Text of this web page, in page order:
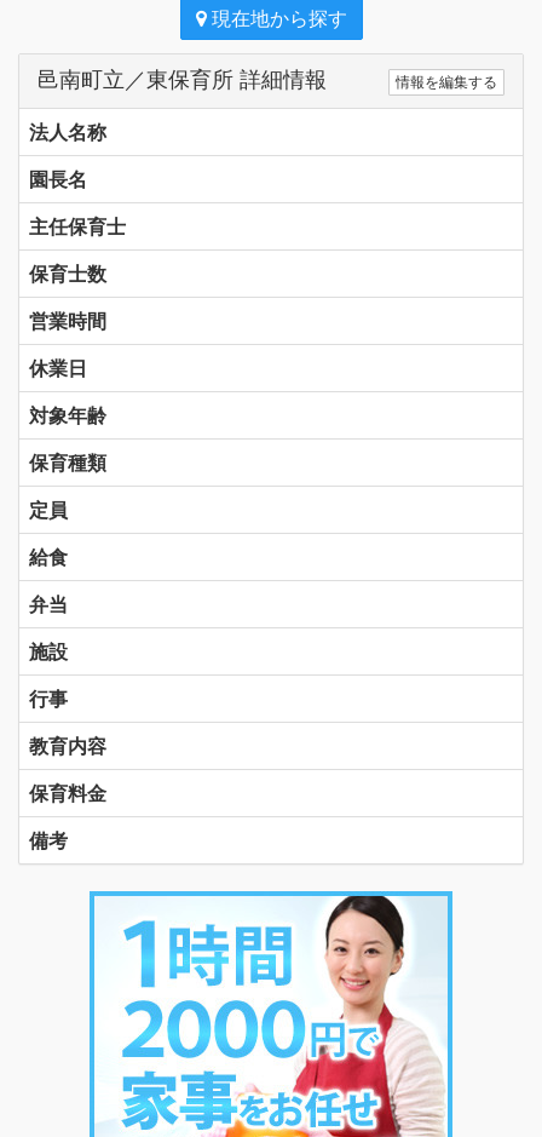
現在地から探す
邑南町立／東保育所 詳細情報 情報を編集する
法人名称
園長名
主任保育士
保育士数
営業時間
休業日
対象年齢
保育種類
定員
給食
弁当
施設
行事
教育内容
保育料金
備考